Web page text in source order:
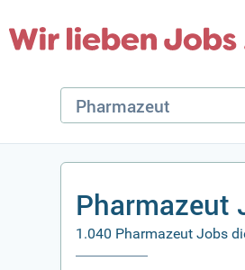
Pharmazeut
1.040 Pharmazeut Jobs